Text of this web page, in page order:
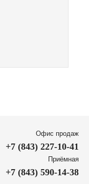
Офис продаж
+7 (843) 227-10-41
Приёмная
+7 (843) 590-14-38